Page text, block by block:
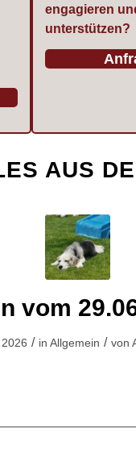
engagieren
unterstützen?
AUS
vom
/ in Allgemein / von